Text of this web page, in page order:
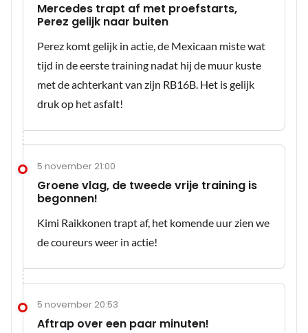
Mercedes trapt af met proefstarts,
Perez gelijk naar buiten
Perez komt gelijk in actie, de Mexicaan miste wat
tijd in de eerste training nadat hij de muur kuste
met de achterkant van zijn RB16B. Het is gelijk
druk op het asfalt!
5 november 21:00
Groene vlag, de tweede vrije training is
begonnen!
Kimi Raikkonen trapt af, het komende uur zien we
de coureurs weer in actie!
5 november 20:53
Aftrap over een paar minuten!